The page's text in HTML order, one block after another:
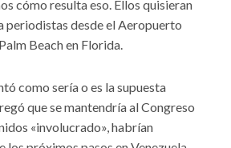
cómo resulta eso. Ellos quisieran
periodistas desde el Aeropuerto
Beach en Florida.
como sería o es la supuesta
que se mantendría al Congreso
«involucrado», habrían